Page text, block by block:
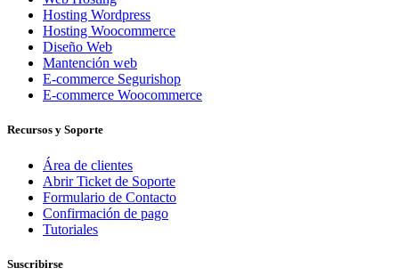
Hosting Wordpress
Hosting Woocommerce
Diseño Web
Mantención web
E-commerce Segurishop
E-commerce Woocommerce
Recursos y Soporte
Área de clientes
Abrir Ticket de Soporte
Formulario de Contacto
Confirmación de pago
Tutoriales
Suscribirse